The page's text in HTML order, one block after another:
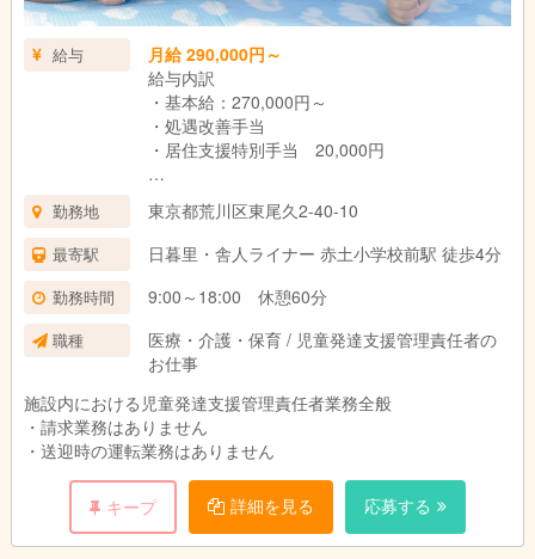
給与
月給 290,000円～
給与内訳
・基本給：270,000円～
・処遇改善手当
・居住支援特別手当 20,000円
給与は経験により考慮します
交通費支給あり（規定により支給）
昇給あり
固定残業代なし
試用期間：3ヶ月（条件変更なし）
勤務地 東京都荒川区東尾久2-40-10
最寄駅 日暮里・舎人ライナー 赤土小学校前駅 徒歩4分
勤務時間 9:00～18:00 休憩60分
職種
医療・介護・保育 / 児童発達支援管理責任者の
お仕事
施設内における児童発達支援管理責任者業務全般
・請求業務はありません
・送迎時の運転業務はありません
キープ 詳細を見る 応募する